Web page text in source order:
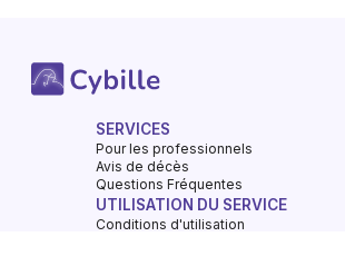
SERVICES
Pour les professionnels
Avis de décès
Questions Fréquentes
UTILISATION DU SERVICE
Conditions d'utilisation